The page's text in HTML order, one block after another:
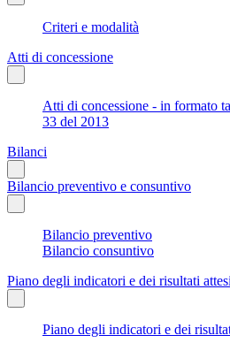
Criteri e modalità
Atti di concessione
Atti di concessione - in formato
33 del 2013
Bilanci
Bilancio preventivo e consuntivo
Bilancio preventivo
Bilancio consuntivo
Piano degli indicatori e dei risultati
Piano degli indicatori e dei